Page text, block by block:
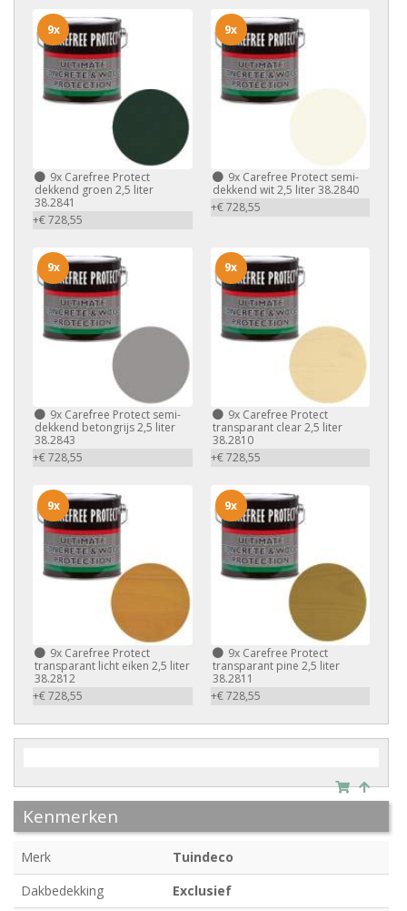
9x Carefree Protect
dekkend groen 2,5 liter
38.2841
+€ 728,55
9x
9xCarefree Protect semi-
dekkend wit 2,5 liter 38.2840
+€ 728,55
9x
9x Carefree Protect semi-
dekkend betongrijs 2,5 liter
38.2843
+€ 728,55
9x
9xCarefree Protect
transparant clear 2,5 liter
38.2810
+€ 728,55
9x
9x Carefree Protect
transparant licht eiken 2,5 liter
38.2812
+€ 728,55
9x
9xCarefree Protect
transparant pine 2,5 liter
38.2811
+€ 728,55
9x
Kenmerken
Merk
Tuindeco
Dakbedekking
Exclusief